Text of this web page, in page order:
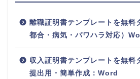
離職証明書テンプレートを無料
都合・病気・パワハラ対応）
収入証明書テンプレートを無料
提出用・簡単作成：Word